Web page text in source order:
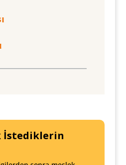
İstediklerin